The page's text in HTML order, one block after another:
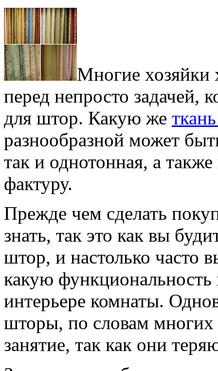
Многие хозяйки
перед непросто задачей,
для штор. Какую же
разнообразной может
так и однотонная, а
фактуру.
Прежде чем сделать
знать, так это как вы
штор, и настолько часто
какую функциональность
интерьере комнаты.
шторы, по словам многих
занятие, так как они